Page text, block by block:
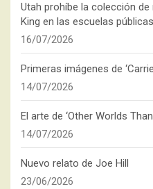
Utah prohíbe la colección
King en las escuelas públicas
16/07/2026
Primeras imágenes de
14/07/2026
El arte de ‘Other Worlds Than
14/07/2026
Nuevo relato de Joe Hill
23/06/2026